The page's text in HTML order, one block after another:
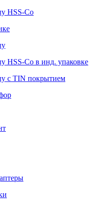
HSS-Co
HSS-Co в инд. упаковке
с TIN покрытием